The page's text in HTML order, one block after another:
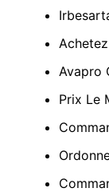
Avapro
Prix Le